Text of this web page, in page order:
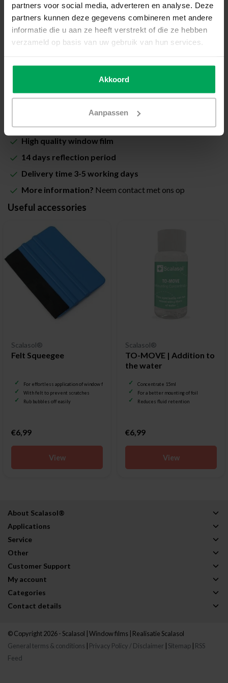
partners voor social media, adverteren en analyse. Deze
partners kunnen deze gegevens combineren met andere
informatie die u aan ze heeft verstrekt of die ze hebben
verzameld op basis van uw gebruik van hun services.
Akkoord
Aanpassen
€35,00
Including Scalasol® InstallSure Guarantee
+
High quality window film
14 days reflection period
Delivery time 3-5 working days
More information? Neem contact met ons op
Useful accessories
Scalasol®
Felt Squeegee
For effortless application of window film
With felt to prevent scratches
Rub bubbles off easily
€6,99
View
Scalasol®
TO-MOVE | Addition to
the water
Concentrate 15ml
For a better mounting of foil
Reduces fluid retention
€6,99
View
About Scalasol®
Applications
Service
Other
Customer Support
My account
Categories
Contact details
© Copyright 2026 - Scalasol | Window films | Realisatie Scalasol
General terms & conditions
Privacy Policy / Disclaimer Sitemap RSS
Feed